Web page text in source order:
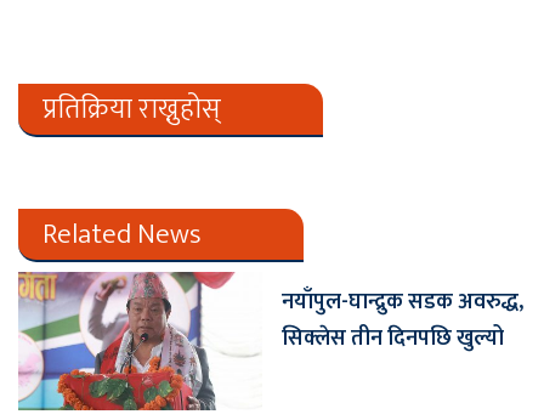
प्रतिक्रिया राख्नुहोस्
Related News
नयाँपुल-घान्द्रुक सडक अवरुद्ध,
सिक्लेस तीन दिनपछि खुल्यो